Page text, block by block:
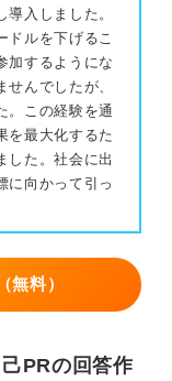
入しました。
ドルを下げるこ
加するようにな
んでしたが、
。この経験を通
を最大化するた
した。社会に出
に向かって引っ
無料）
PRの回答作